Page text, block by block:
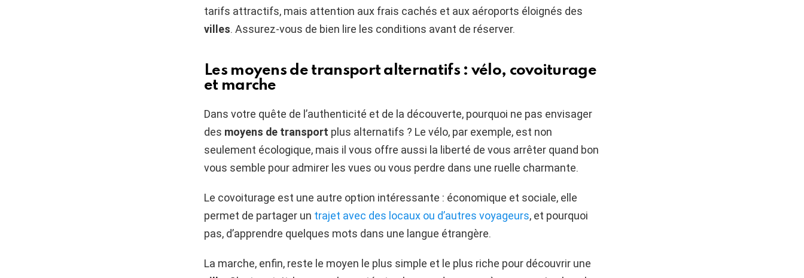
tarifs attractifs, mais attention aux frais cachés et aux aéroports éloignés des
villes. Assurez-vous de bien lire les conditions avant de réserver.
Les moyens de transport alternatifs : vélo, covoiturage
et marche
Dans votre quête de l’authenticité et de la découverte, pourquoi ne pas envisager
des moyens de transport plus alternatifs ? Le vélo, par exemple, est non
seulement écologique, mais il vous offre aussi la liberté de vous arrêter quand bon
vous semble pour admirer les vues ou vous perdre dans une ruelle charmante.
Le covoiturage est une autre option intéressante : économique et sociale, elle
permet de partager un trajet avec des locaux ou d’autres voyageurs, et pourquoi
pas, d’apprendre quelques mots dans une langue étrangère.
La marche, enfin, reste le moyen le plus simple et le plus riche pour découvrir une